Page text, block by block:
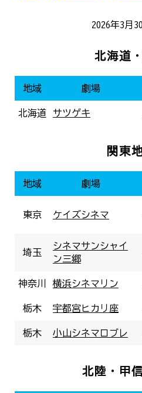
2026年3月
北海道
地域 劇場
北海道 サツゲキ
関東
地域 劇場
東京 ケイズシネマ
埼玉
シネマサンシャイ
ン三郷
神奈川 横浜シネマリン
栃木 宇都宮ヒカリ座
栃木 小山シネマロブレ
北陸・甲